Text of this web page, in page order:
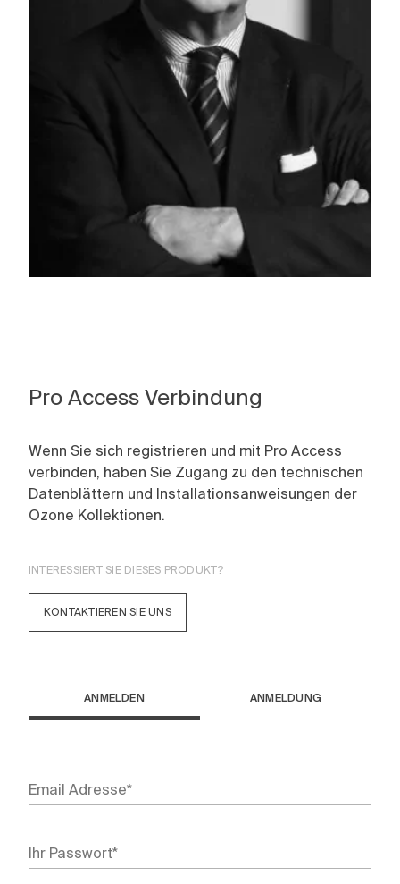
Pro Access Verbindung
Wenn Sie sich registrieren und mit Pro Access
verbinden, haben Sie Zugang zu den technischen
Datenblättern und Installationsanweisungen der
Ozone Kollektionen.
INTERESSIERT SIE DIESES PRODUKT?
KONTAKTIEREN SIE UNS
ANMELDEN ANMELDUNG